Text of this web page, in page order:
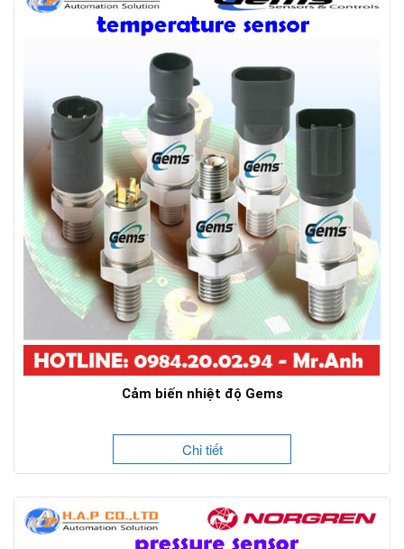
Cảm biến nhiệt độ Gems
Chi tiết